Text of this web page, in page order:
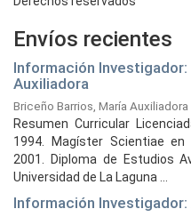
Envíos recientes
Información
Auxiliadora
Briceño Barrios, María Auxiliadora
Resumen Curricular
1994. Magíster Scientiae en
2001. Diploma de Estudios
Universidad de La Laguna ...
Información Investigador: